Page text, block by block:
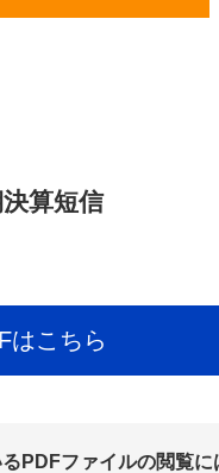
算短信
はこちら
PDFファイルの閲覧